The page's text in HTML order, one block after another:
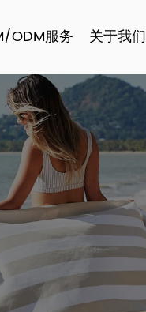
ODM服务 关于我们